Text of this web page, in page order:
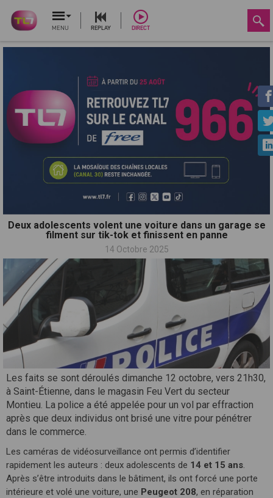
MENU REPLAY DIRECT
Deux adolescents volent une voiture dans un garage se
filment sur tik-tok et finissent en panne
14 Octobre 2025
Les faits se sont déroulés dimanche 12 octobre, vers 21h30,
à Saint-Étienne, dans le magasin Feu Vert du secteur
Montieu. La police a été appelée pour un vol par effraction
après que deux individus ont brisé une vitre pour pénétrer
dans le commerce.
Les caméras de vidéosurveillance ont permis d’identifier
rapidement les auteurs : deux adolescents de 14 et 15 ans.
Après s’être introduits dans le bâtiment, ils ont forcé une porte
intérieure et volé une voiture, une Peugeot 208, en réparation